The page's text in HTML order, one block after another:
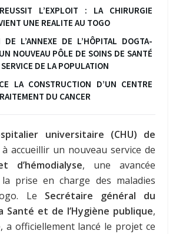
L’EXPLOIT : LA CHIRURGIE
UNE REALITE AU TOGO
DE L’ANNEXE DE L’HÔPITAL DOGTA-
NOUVEAU PÔLE DE SOINS DE SANTÉ
DE LA POPULATION
LA CONSTRUCTION D’UN CENTRE
DU CANCER
universitaire (CHU) de
à accueillir un nouveau service de
d’hémodialyse, une avancée
prise en charge des maladies
Le Secrétaire général du
Santé et de l’Hygiène publique,
a officiellement lancé le projet ce